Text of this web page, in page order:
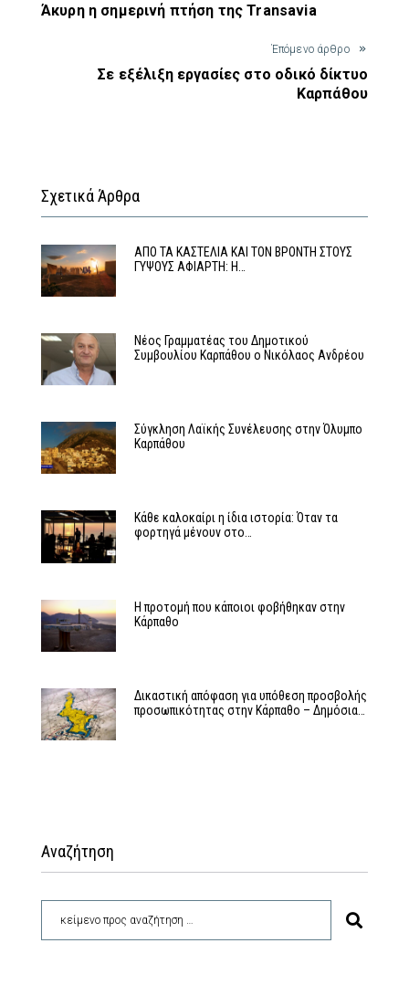
Άκυρη η σημερινή πτήση της Transavia
Έπόμενο άρθρο
Σε εξέλιξη εργασίες στο οδικό δίκτυο
Καρπάθου
Σχετικά Άρθρα
ΑΠΟ ΤΑ ΚΑΣΤΕΛΙΑ ΚΑΙ ΤΟΝ ΒΡΟΝΤΗ ΣΤΟΥΣ
ΓΥΨΟΥΣ ΑΦΙΑΡΤΗ: Η…
Νέος Γραμματέας του Δημοτικού
Συμβουλίου Καρπάθου ο Νικόλαος Ανδρέου
Σύγκληση Λαϊκής Συνέλευσης στην Όλυμπο
Καρπάθου
Κάθε καλοκαίρι η ίδια ιστορία: Όταν τα
φορτηγά μένουν στο…
Η προτομή που κάποιοι φοβήθηκαν στην
Κάρπαθο
Δικαστική απόφαση για υπόθεση προσβολής
προσωπικότητας στην Κάρπαθο – Δημόσια…
Αναζήτηση